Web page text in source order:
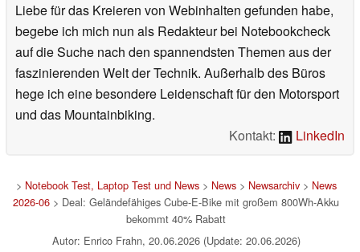
Liebe für das Kreieren von Webinhalten gefunden habe,
begebe ich mich nun als Redakteur bei Notebookcheck
auf die Suche nach den spannendsten Themen aus der
faszinierenden Welt der Technik. Außerhalb des Büros
hege ich eine besondere Leidenschaft für den Motorsport
und das Mountainbiking.
Kontakt:
LinkedIn
> Notebook Test, Laptop Test und News> News> Newsarchiv> News
2026-06 > Deal: Geländefähiges Cube-E-Bike mit großem 800Wh-Akku
bekommt 40% Rabatt
Autor: Enrico Frahn, 20.06.2026 (Update: 20.06.2026)